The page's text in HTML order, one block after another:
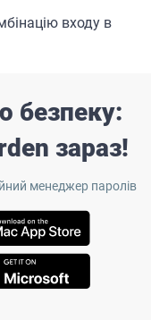
входу в
безпеку:
зараз!
менеджер паролів